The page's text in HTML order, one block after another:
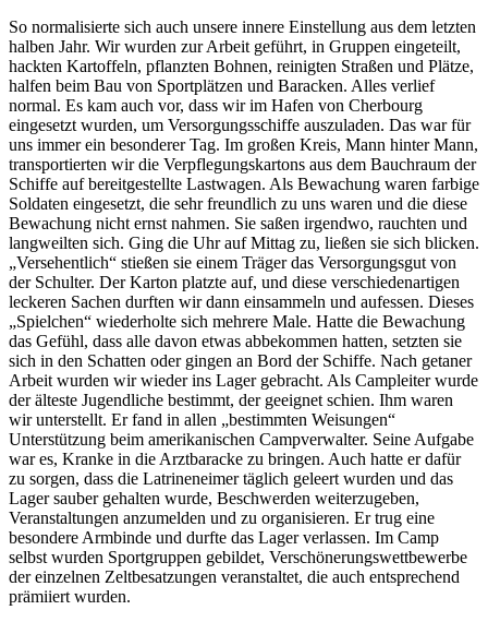
So normalisierte sich auch unsere innere Einstellung aus dem letzten
halben Jahr. Wir wurden zur Arbeit geführt, in Gruppen eingeteilt,
hackten Kartoffeln, pflanzten Bohnen, reinigten Straßen und Plätze,
halfen beim Bau von Sportplätzen und Baracken. Alles verlief
normal. Es kam auch vor, dass wir im Hafen von Cherbourg
eingesetzt wurden, um Versorgungsschiffe auszuladen. Das war für
uns immer ein besonderer Tag. Im großen Kreis, Mann hinter Mann,
transportierten wir die Verpflegungskartons aus dem Bauchraum der
Schiffe auf bereitgestellte Lastwagen. Als Bewachung waren farbige
Soldaten eingesetzt, die sehr freundlich zu uns waren und die diese
Bewachung nicht ernst nahmen. Sie saßen irgendwo, rauchten und
langweilten sich. Ging die Uhr auf Mittag zu, ließen sie sich blicken.
Versehentlich
stießen sie einem Träger das Versorgungsgut von
der Schulter. Der Karton platzte auf, und diese verschiedenartigen
leckeren Sachen durften wir dann einsammeln und aufessen. Dieses
Spielchen
wiederholte sich mehrere Male. Hatte die Bewachung
das Gefühl, dass alle davon etwas abbekommen hatten, setzten sie
sich in den Schatten oder gingen an Bord der Schiffe. Nach getaner
Arbeit wurden wir wieder ins Lager gebracht. Als Campleiter wurde
der älteste Jugendliche bestimmt, der geeignet schien. Ihm waren
wir unterstellt. Er fand in allen
bestimmten Weisungen
Unterstützung beim amerikanischen Campverwalter. Seine Aufgabe
war es, Kranke in die Arztbaracke zu bringen. Auch hatte er dafür
zu sorgen, dass die Latrineneimer täglich geleert wurden und das
Lager sauber gehalten wurde, Beschwerden weiterzugeben,
Veranstaltungen anzumelden und zu organisieren. Er trug eine
besondere Armbinde und durfte das Lager verlassen. Im Camp
selbst wurden Sportgruppen gebildet, Verschönerungswettbewerbe
der einzelnen Zeltbesatzungen veranstaltet, die auch entsprechend
prämiiert wurden.